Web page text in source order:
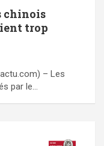
chinois
trop
– Les
par le…